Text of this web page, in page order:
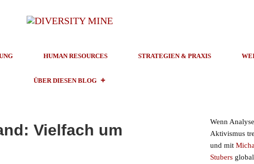
HUMAN RESOURCES STRATEGIEN & PRAXIS
ÜBER DIESEN BLOG
Vielfach um
Wenn
Aktivismus
und mit
Stubers